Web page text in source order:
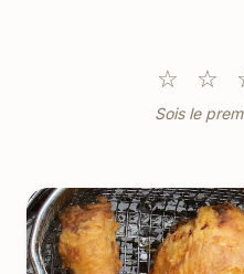
☆ ☆
Sois le